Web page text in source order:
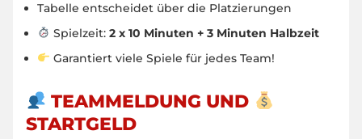
Tabelle entscheidet über die Platzierungen
Spielzeit: 2 x 10 Minuten + 3 Minuten Halbzeit
Garantiert viele Spiele für jedes Team!
TEAMMELDUNG UND
STARTGELD